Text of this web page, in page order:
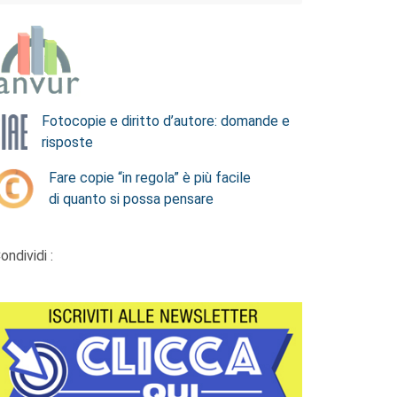
Fotocopie e diritto d’autore: domande e
risposte
Fare copie “in regola” è più facile
di quanto si possa pensare
: